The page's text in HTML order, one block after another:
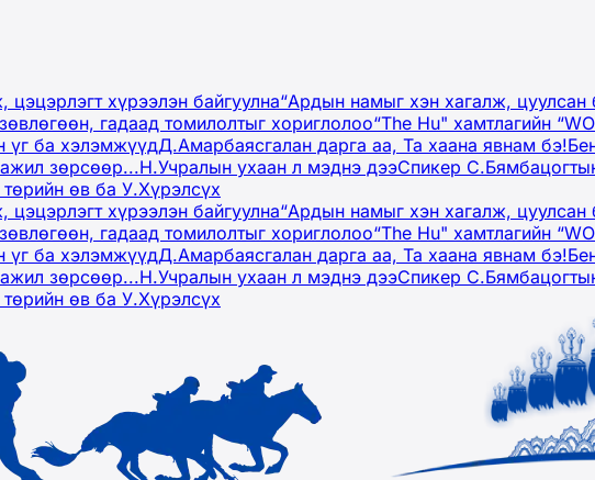
хүрээлэн байгуулна“Ардын намыг хэн хагалж, цуулсан
гадаад томилолтыг хориглолоо“The Hu" хамтлагийн
үг ба хэлэмжүүдД.Амарбаясгалан дарга аа, Та хаана явнам бэ!
зөрсөөр...Н.Учралын ухаан л мэднэ дээСпикер
өв ба У.Хүрэлсүх
хүрээлэн байгуулна“Ардын намыг хэн хагалж, цуулсан
гадаад томилолтыг хориглолоо“The Hu" хамтлагийн
үг ба хэлэмжүүдД.Амарбаясгалан дарга аа, Та хаана явнам бэ!
зөрсөөр...Н.Учралын ухаан л мэднэ дээСпикер
өв ба У.Хүрэлсүх